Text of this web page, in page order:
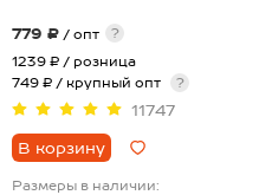
779 ₽ / опт
?
1239 ₽ / розница
749 ₽ / крупный опт
?
11747
В корзину
Размеры в наличии: